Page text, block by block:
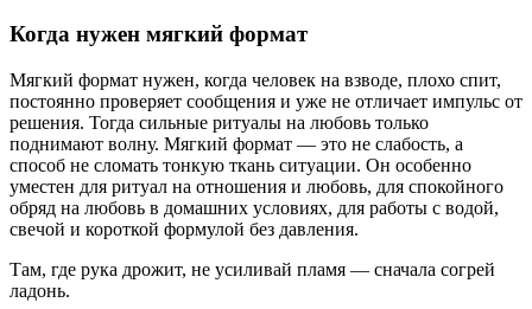
Когда нужен мягкий формат
Мягкий формат нужен, когда человек на взводе, плохо спит,
постоянно проверяет сообщения и уже не отличает импульс от
решения. Тогда сильные ритуалы на любовь только
поднимают волну. Мягкий формат — это не слабость, а
способ не сломать тонкую ткань ситуации. Он особенно
уместен для ритуал на отношения и любовь, для спокойного
обряд на любовь в домашних условиях, для работы с водой,
свечой и короткой формулой без давления.
Там, где рука дрожит, не усиливай пламя — сначала согрей
ладонь.